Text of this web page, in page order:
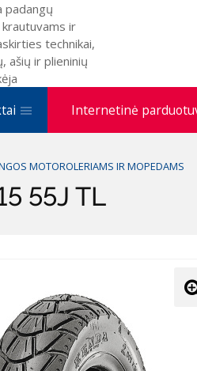
padangų
ir
technikai,
ašių ir plieninių
Internetinė
MOTOROLERIAMS IR MOPEDAMS
55J TL